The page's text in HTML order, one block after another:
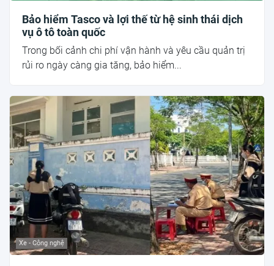
Bảo hiểm Tasco và lợi thế từ hệ sinh thái dịch
vụ ô tô toàn quốc
Trong bối cảnh chi phí vận hành và yêu cầu quản trị
rủi ro ngày càng gia tăng, bảo hiểm...
Xe - Công nghệ